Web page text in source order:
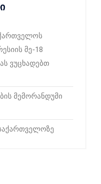
მე-18
ვუცხადებთ
მემორანდუმი